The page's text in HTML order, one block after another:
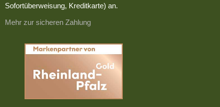
Sofortüberweisung, Kreditkarte) an.
Mehr zur sicheren Zahlung